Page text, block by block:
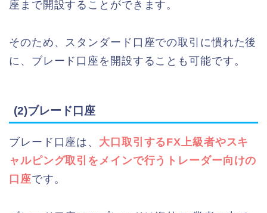
座まで開設することができます。
そのため、スタンダード口座での取引に慣れた後
に、ブレード口座を開設することも可能です。
(2)ブレード口座
ブレード口座は、 大口取引するFX上級者やスキ
ャルピング取引をメインで行うトレーダー向けの
口座です。